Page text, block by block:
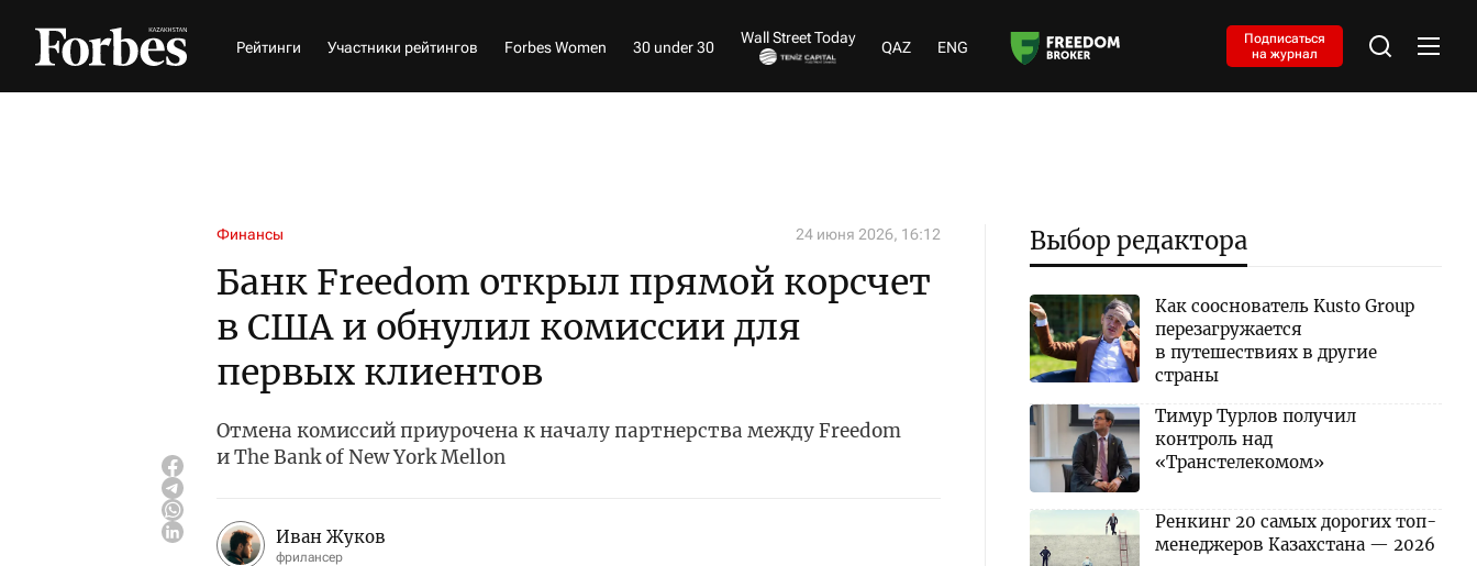
Рейтинги Участники рейтингов Forbes Women 30 under 30
Wall Street Today
QAZ ENG
Подписаться
на журнал
Финансы 24 июня 2026, 16:12
Банк Freedom открыл прямой корсчет
в США и обнулил комиссии для
первых клиентов
Отмена комиссий приурочена к началу партнерства между Freedom
и The Bank of New York Mellon
Иван Жуков
фрилансер
Выбор редактора
Как сооснователь Kusto Group
перезагружается
в путешествиях в другие
страны
Тимур Турлов получил
контроль над
«Транстелекомом»
Ренкинг 20 самых дорогих топ-
менеджеров Казахстана — 2026